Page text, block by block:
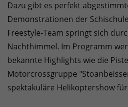
Dazu gibt es perfekt
Demonstrationen der
Freestyle-Team springt sich
Nachthimmel. Im Programm
bekannte Highlights wie die
Motorcrossgruppe
spektakuläre Helikoptershow